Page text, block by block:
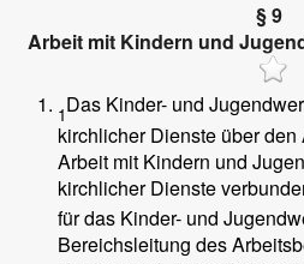
§ 9
Arbeit mit Kindern und
1Das Kinder- und
kirchlicher Dienste über
Arbeit mit Kindern und
kirchlicher Dienste
für das Kinder- und
Bereichsleitung des